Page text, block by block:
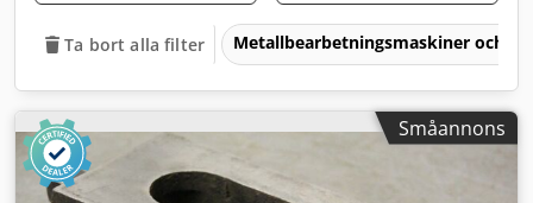
Ta bort alla filter Metallbearbetningsmaskiner och
Småannons